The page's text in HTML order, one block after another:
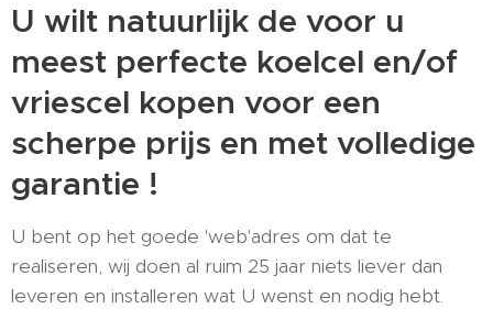
U wilt natuurlijk de voor u
meest perfecte koelcel en/of
vriescel kopen voor een
scherpe prijs en met volledige
garantie !
U bent op het goede 'web'adres om dat te
realiseren, wij doen al ruim 25 jaar niets liever dan
leveren en installeren wat U wenst en nodig hebt.